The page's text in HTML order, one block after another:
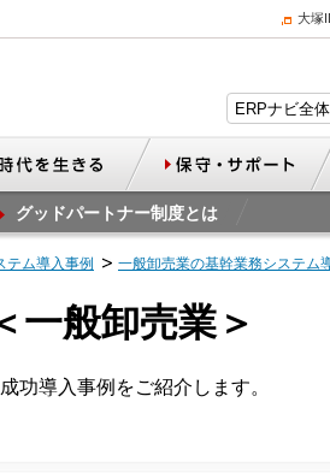
大塚
グッドパートナー制度とは
テム導入事例 一般卸売業の基幹業務システム
一般卸売業＞
功導入事例をご紹介します。